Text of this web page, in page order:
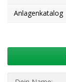
Anlagenkatalog